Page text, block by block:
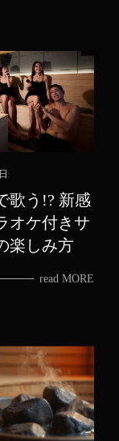
歌う!? 新感
オケ付きサ
楽しみ方
read MORE